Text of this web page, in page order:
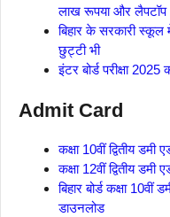
लाख रूपया और लैपटॉप
बिहार के सरकारी
छुट्टी भी
इंटर बोर्ड परीक्षा
Admit Card
कक्षा 10वीं द्वितीय
कक्षा 12वीं द्वितीय
बिहार बोर्ड कक्षा
डाउनलोड